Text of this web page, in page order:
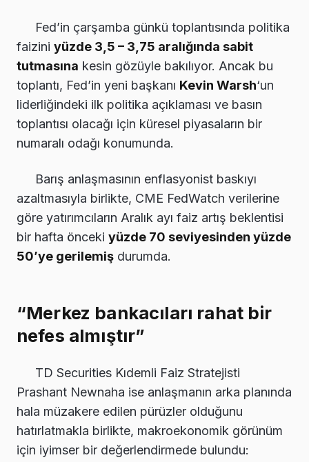
Fed’in çarşamba günkü toplantısında politika
faizini yüzde 3,5 – 3,75 aralığında sabit
tutmasına kesin gözüyle bakılıyor. Ancak bu
toplantı, Fed’in yeni başkanı Kevin Warsh‘un
liderliğindeki ilk politika açıklaması ve basın
toplantısı olacağı için küresel piyasaların bir
numaralı odağı konumunda.
Barış anlaşmasının enflasyonist baskıyı
azaltmasıyla birlikte, CME FedWatch verilerine
göre yatırımcıların Aralık ayı faiz artış beklentisi
bir hafta önceki yüzde 70 seviyesinden yüzde
50’ye gerilemiş durumda.
“Merkez bankacıları rahat bir
nefes almıştır”
TD Securities Kıdemli Faiz Stratejisti
Prashant Newnaha ise anlaşmanın arka planında
hala müzakere edilen pürüzler olduğunu
hatırlatmakla birlikte, makroekonomik görünüm
için iyimser bir değerlendirmede bulundu: